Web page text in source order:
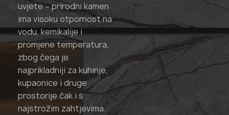
uvjete – prirodni kamen
ima visoku otpornost na
vodu, kemikalije i
promjene temperatura,
zbog čega je
najprikladniji za kuhinje,
kupaonice i druge
prostorije čak i s
najstrožim zahtjevima.